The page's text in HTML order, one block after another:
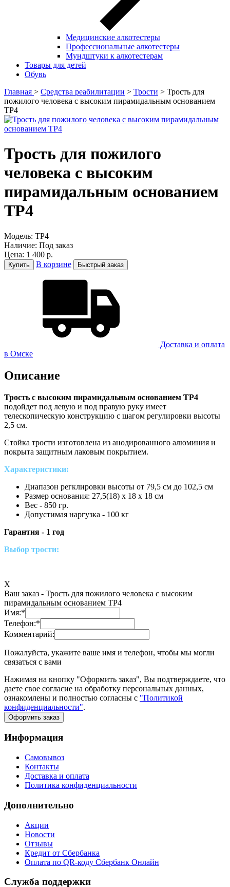
Медицинские алкотестеры
Профессиональные алкотестеры
Мундштуки к алкотестерам
Товары для детей
Обувь
Главная > Средства реабилитации > Трости > Трость для
пожилого человека с высоким пирамидальным основанием
ТР4
Трость для пожилого
человека с высоким
пирамидальным основанием
ТР4
Модель: ТР4
Наличие: Под заказ
Цена: 1 400 р.
Купить В корзине Быстрый заказ
Доставка и оплатa
в Омске
Описание
Трость с высоким пирамидальным основанием ТР4
подойдет под левую и под правую руку имеет
телескопическую конструкцию с шагом регулировки высоты
2,5 см.
Стойка трости изготовлена из анодированного алюминия и
покрыта защитным лаковым покрытием.
Характеристики:
Диапазон регклировки высоты от 79,5 см до 102,5 см
Размер основания: 27,5(18) х 18 х 18 см
Вес - 850 гр.
Допустимая наргузка - 100 кг
Гарантия - 1 год
Выбор трости:
X
Ваш заказ - Трость для пожилого человека с высоким
пирамидальным основанием ТР4
Имя:*
Телефон:*
Комментарий:
Пожалуйста, укажите ваше имя и телефон, чтобы мы могли
связаться с вами
Нажимая на кнопку "Оформить заказ", Вы подтверждаете, что
даете свое согласие на обработку персональных данных,
ознакомлены и полностью согласны с "Политикой
конфиденциальности".
Оформить заказ
Информация
Самовывоз
Контакты
Доставка и оплата
Политика конфиденциальности
Дополнительно
Акции
Новости
Отзывы
Кредит от Сбербанка
Оплата по QR-коду Сбербанк Онлайн
Служба поддержки